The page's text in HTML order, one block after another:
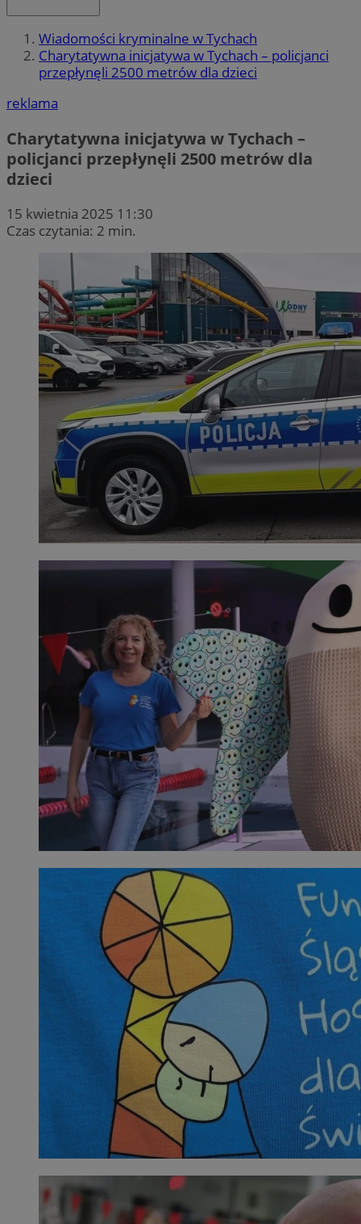
Wiadomości kryminalne w Tychach
Charytatywna inicjatywa w Tychach – policjanci
przepłynęli 2500 metrów dla dzieci
reklama
Charytatywna inicjatywa w Tychach –
policjanci przepłynęli 2500 metrów dla
dzieci
15 kwietnia 2025 11:30
Czas czytania: 2 min.